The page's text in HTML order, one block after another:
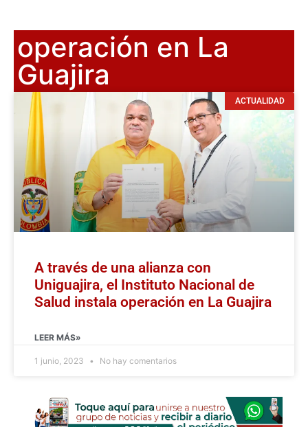
operación en La
Guajira
ACTUALIDAD
A través de una alianza con
Uniguajira, el Instituto Nacional de
Salud instala operación en La Guajira
LEER MÁS»
1 junio, 2023 No hay comentarios